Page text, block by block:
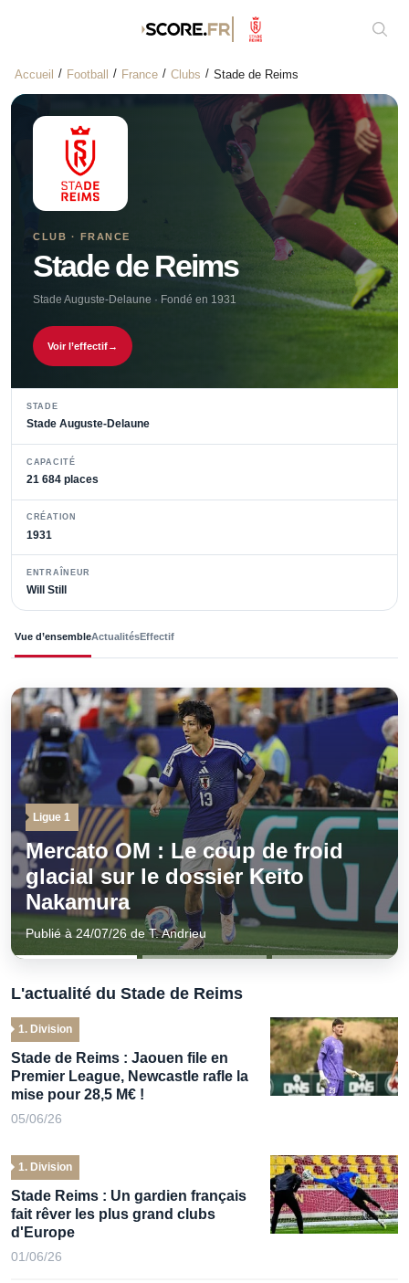
Accueil Football France Clubs Stade de Reims
CLUB · FRANCE
Stade de Reims
Stade Auguste-Delaune · Fondé en 1931
Voir l’effectif→
STADE
Stade Auguste-Delaune
CAPACITÉ
21 684 places
CRÉATION
1931
ENTRAÎNEUR
Will Still
Vue d’ensembleActualitésEffectif
Ligue 1
Mercato : L’OM se positionne
un attaquant japonais estimé
Publié à 24/07/26 de T. Andrieu
L'actualité du Stade de Reims
Stade de Reims : Jaouen file en
Premier League, Newcastle rafle la
mise pour 28,5 M€ !
05/06/26